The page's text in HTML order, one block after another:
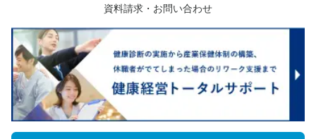
資料請求・お問い合わせ